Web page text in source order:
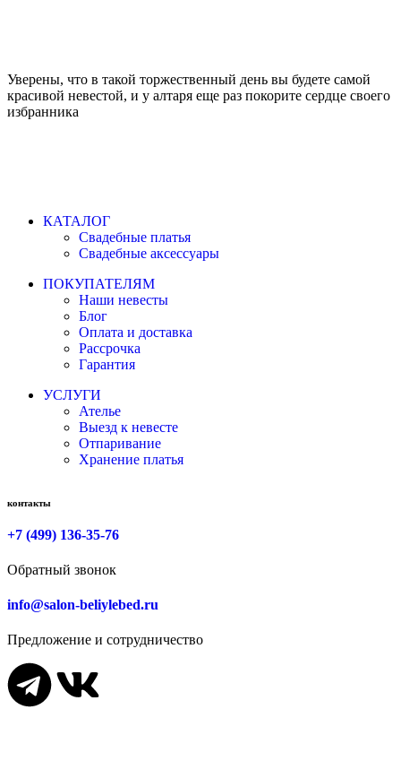
Уверены, что в такой торжественный день вы будете самой
красивой невестой, и у алтаря еще раз покорите сердце своего
избранника
КАТАЛОГ
Свадебные платья
Свадебные аксессуары
ПОКУПАТЕЛЯМ
Наши невесты
Блог
Оплата и доставка
Рассрочка
Гарантия
УСЛУГИ
Ателье
Выезд к невесте
Отпаривание
Хранение платья
контакты
+7 (499) 136-35-76
Обратный звонок
info@salon-beliylebed.ru
Предложение и сотрудничество